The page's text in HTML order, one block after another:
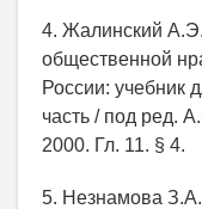
4. Жалинский
общественной
России: учебник
часть / под ред.
2000. Гл. 11. § 4.
5. Незнамова